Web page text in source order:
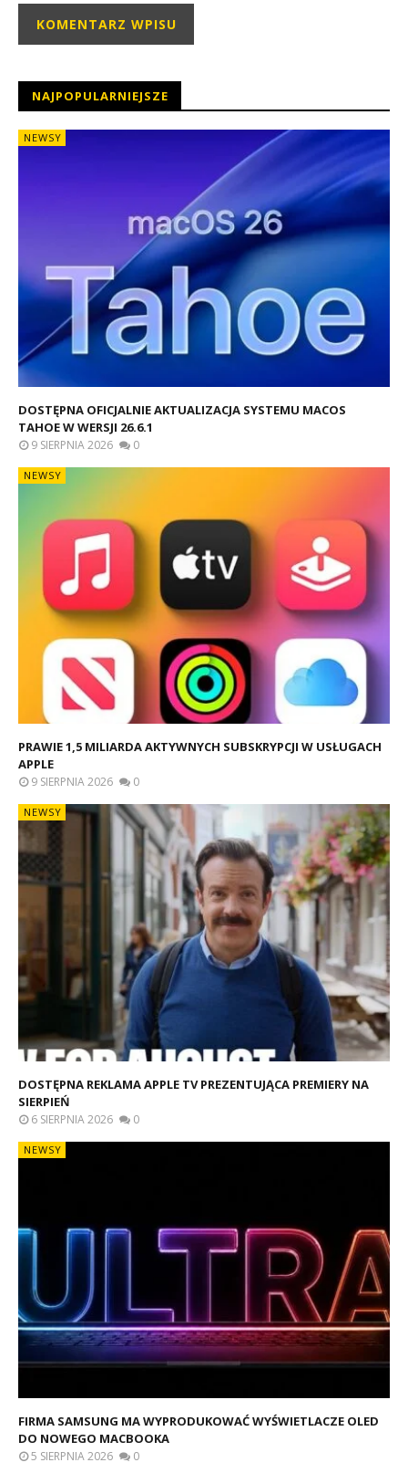
NAJPOPULARNIEJSZE
NEWSY
DOSTĘPNA OFICJALNIE AKTUALIZACJA SYSTEMU MACOS
TAHOE W WERSJI 26.6.1
9 SIERPNIA 2026 0
NEWSY
PRAWIE 1,5 MILIARDA AKTYWNYCH SUBSKRYPCJI W USŁUGACH
APPLE
9 SIERPNIA 2026 0
NEWSY
DOSTĘPNA REKLAMA APPLE TV PREZENTUJĄCA PREMIERY NA
SIERPIEŃ
6 SIERPNIA 2026 0
NEWSY
FIRMA SAMSUNG MA WYPRODUKOWAĆ WYŚWIETLACZE OLED
DO NOWEGO MACBOOKA
5 SIERPNIA 2026 0